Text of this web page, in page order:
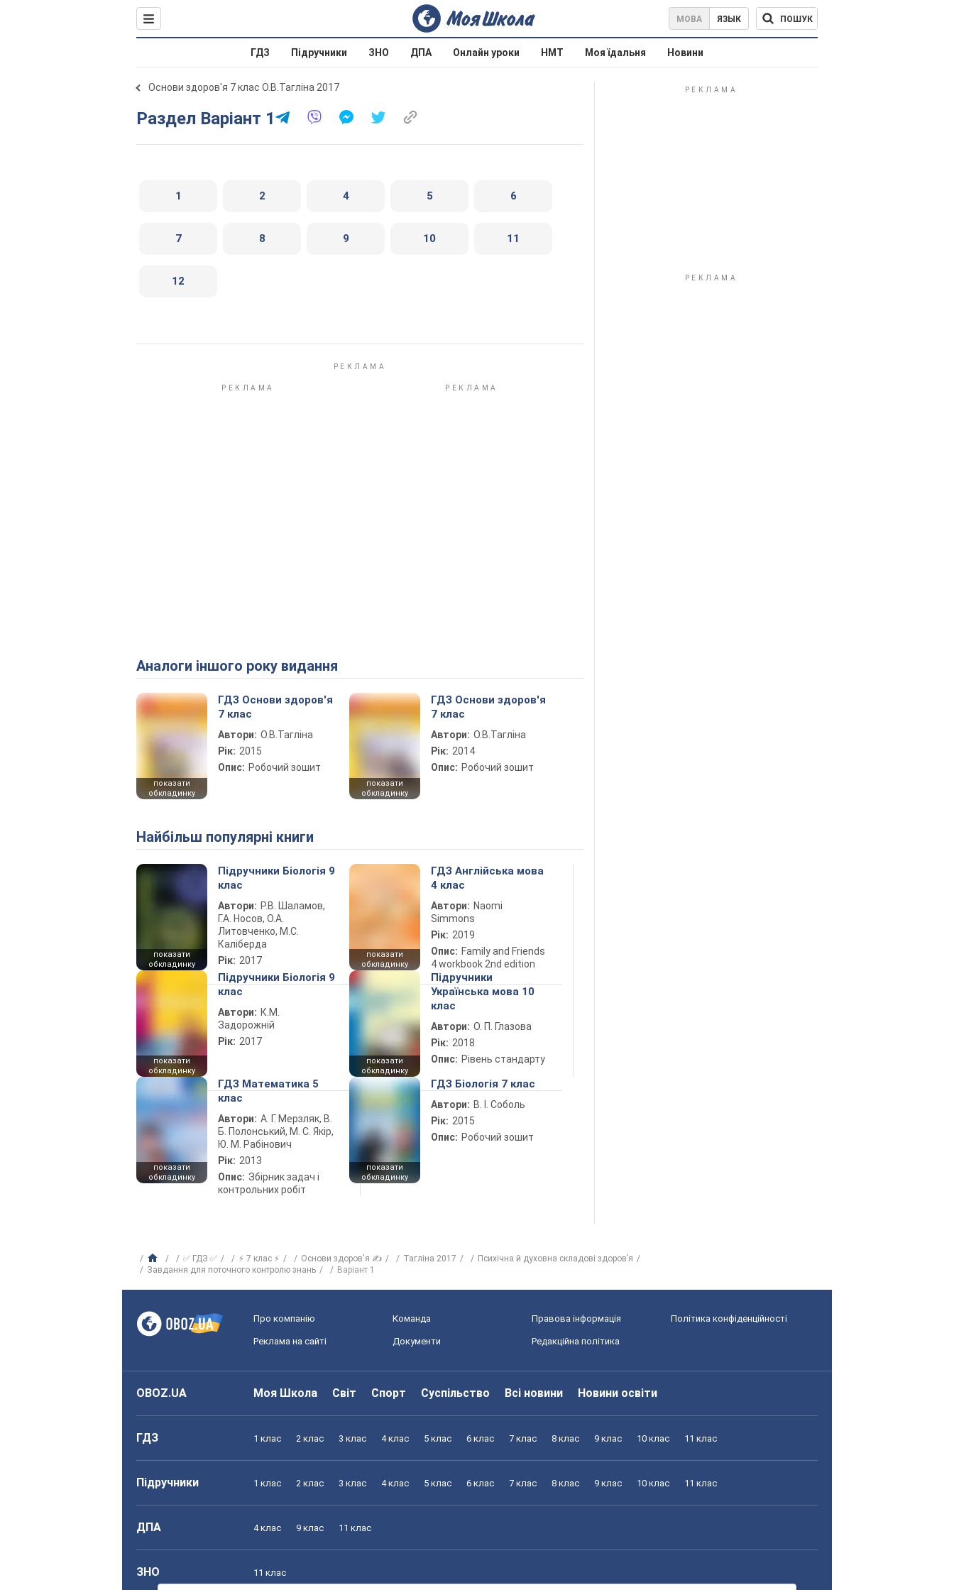
МОВА ЯЗЫК ПОШУК
ГДЗ Підручники ЗНО ДПА Онлайн уроки НМТ Моя їдальня Новини
Основи здоров'я 7 клас О.В.Тагліна 2017
Раздел Варіант 1
1 2 4 5 6
7 8 9 10 11
12
Аналоги іншого року видання
показати
обкладинку
ГДЗ Основи здоров'я
7 клас
Автори: О.В.Тагліна
Рік: 2015
Опис: Робочий зошит
показати
обкладинку
ГДЗ Основи здоров'я
7 клас
Автори: О.В.Тагліна
Рік: 2014
Опис: Робочий зошит
Найбільш популярні книги
показати
обкладинку
Підручники Біологія 9
клас
Автори: Р.В. Шаламов,
Г.А. Носов, О.А.
Литовченко, М.С.
Каліберда
Рік: 2017
показати
обкладинку
ГДЗ Англійська мова
4 клас
Автори: Naomi
Simmons
Рік: 2019
Опис: Family and Friends
4 workbook 2nd edition
показати
обкладинку
Підручники Біологія 9
клас
Автори: К.М.
Задорожній
Рік: 2017
показати
обкладинку
Підручники
Українська мова 10
клас
Автори: О. П. Глазова
Рік: 2018
Опис: Рівень стандарту
показати
обкладинку
ГДЗ Математика 5
клас
Автори: А. Г. Мерзляк, В.
Б. Полонський, М. С. Якір,
Ю. М. Рабінович
Рік: 2013
Опис: Збірник задач і
контрольних робіт
показати
обкладинку
ГДЗ Біологія 7 клас
Автори: В. І. Соболь
Рік: 2015
Опис: Робочий зошит
✅ ГДЗ ✅ ⚡ 7 клас ⚡ Основи здоров'я ✍ Тагліна 2017
Психічна й духовна складові здоров’я
Завдання для поточного контролю знань
Варіант 1
Про компанію Команда Правова інформація Політика конфіденційності
Реклама на сайті Документи Редакційна політика
OBOZ.UA Моя Школа Світ Спорт Суспільство Всі новини Новини освіти
ГДЗ 1 клас 2 клас 3 клас 4 клас 5 клас 6 клас 7 клас 8 клас 9 клас 10 клас 11 клас
Підручники 1 клас 2 клас 3 клас 4 клас 5 клас 6 клас 7 клас 8 клас 9 клас 10 клас 11 клас
ДПА 4 клас 9 клас 11 клас
ЗНО 11 клас